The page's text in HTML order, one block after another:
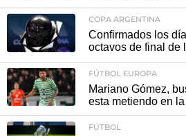
COPA ARGENTINA
Confirmados los
octavos de final de
FÚTBOL EUROPA
Mariano Gómez,
esta metiendo en
FÚTBOL